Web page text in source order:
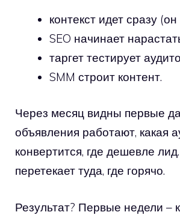
контекст идет сразу
SEO начинает
таргет тестирует
SMM строит контент.
Через месяц видны первые
объявления работают, какая
конвертится, где дешевле
перетекает туда, где горячо.
Результат? Первые недели –